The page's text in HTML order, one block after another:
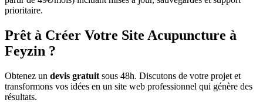
prioritaire.
Prêt à Créer Votre Site Acupuncture à
Feyzin ?
Obtenez un devis gratuit sous 48h. Discutons de votre projet et
transformons vos idées en un site web professionnel qui génère des
résultats.